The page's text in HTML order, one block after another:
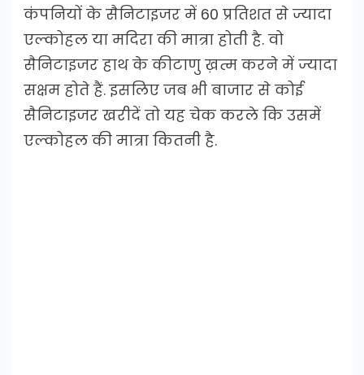
कंपनियों के सैनिटाइजर में 60 प्रतिशत से ज्यादा
एल्कोहल या मदिरा की मात्रा होती है. वो
सैनिटाइजर हाथ के कीटाणु ख़त्म करने में ज्यादा
सक्षम होते हैं. इसलिए जब भी बाजार से कोई
सैनिटाइजर खरीदें तो यह चेक करले कि उसमें
एल्कोहल की मात्रा कितनी है.